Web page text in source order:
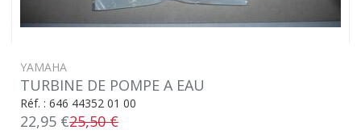
YAMAHA
TURBINE DE POMPE A EAU
Réf. : 646 44352 01 00
22,95 €25,50 €